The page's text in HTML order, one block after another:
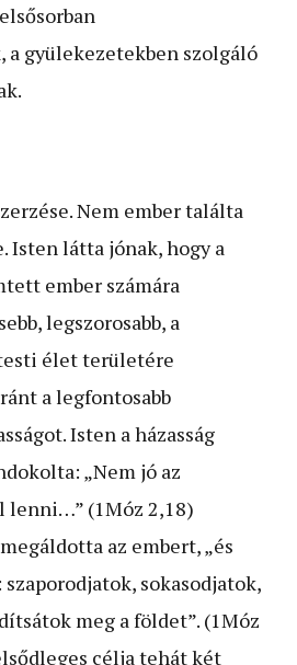
gyülekezetekben szolgáló
Nem ember találta
Isten látta jónak, hogy a
ember számára
legszorosabb, a
élet területére
a legfontosabb
Isten a házasság
„Nem jó az
lenni…” (1Móz 2,18)
az embert, „és
sokasodjatok,
meg a földet”. (1Móz
célja tehát két